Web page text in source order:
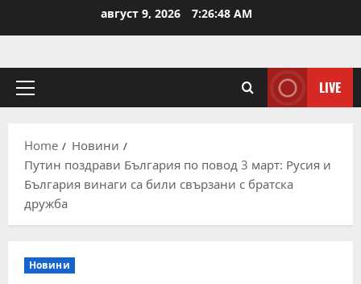
август 9, 2026 7:26:48 AM
Primary
LIVE
Home
Новини
Путин поздрави България по повод 3 март: Русия и
България винаги са били свързани с братска
дружба
Новини